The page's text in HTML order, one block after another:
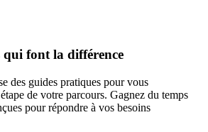
qui font la différence
des guides pratiques pour vous
de votre parcours. Gagnez du temps
pour répondre à vos besoins